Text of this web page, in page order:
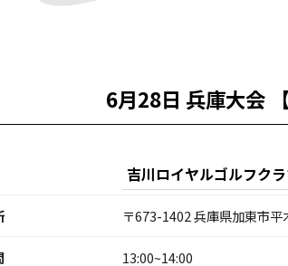
6月28日 兵庫大会
吉川ロイヤルゴルフク
〒673-1402 兵庫県加東市平
13:00~14:00